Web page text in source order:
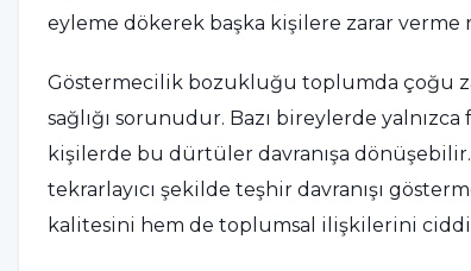
eyleme dökerek başka kişilere zarar verme
Göstermecilik bozukluğu toplumda çoğu
sağlığı sorunudur. Bazı bireylerde
kişilerde bu dürtüler davranışa
tekrarlayıcı şekilde teşhir davranışı
kalitesini hem de toplumsal ilişkilerini